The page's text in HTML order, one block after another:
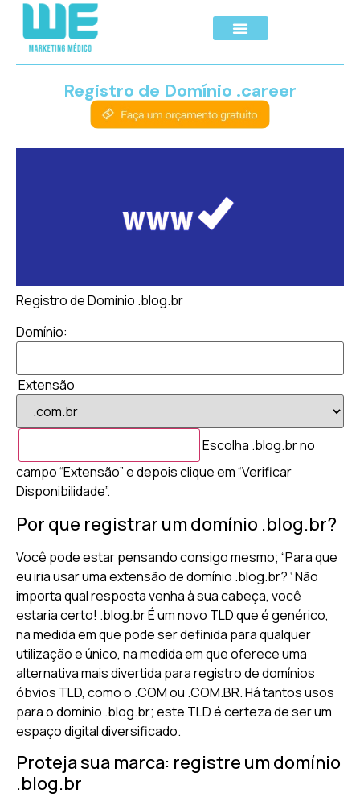
Registro de Domínio .career
Registro de Domínio .blog.br
Domínio:
Extensão
Escolha .blog.br no
campo “Extensão” e depois clique em “Verificar
Disponibilidade”.
Por que registrar um domínio .blog.br?
Você pode estar pensando consigo mesmo; “Para que
eu iria usar uma extensão de domínio .blog.br? ‘ Não
importa qual resposta venha à sua cabeça, você
estaria certo! .blog.br É um novo TLD que é genérico,
na medida em que pode ser definida para qualquer
utilização e único, na medida em que oferece uma
alternativa mais divertida para registro de domínios
óbvios TLD, como o .COM ou .COM.BR. Há tantos usos
para o domínio .blog.br; este TLD é certeza de ser um
espaço digital diversificado.
Proteja sua marca: registre um domínio
.blog.br